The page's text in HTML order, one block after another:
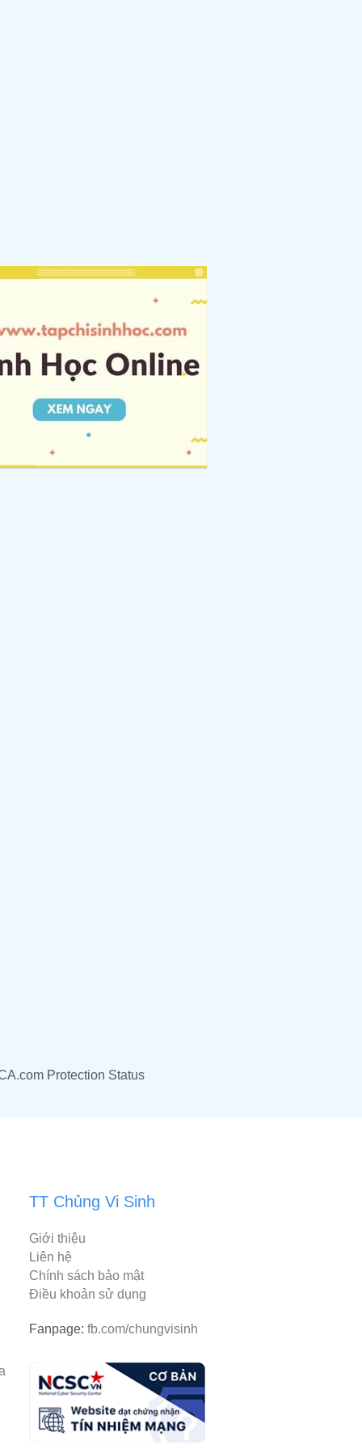
TT Chủng Vi Sinh
Giới thiệu
Liên hệ
Chính sách bảo mật
Điều khoản sử dụng
Fanpage:fb.com/chungvisinh